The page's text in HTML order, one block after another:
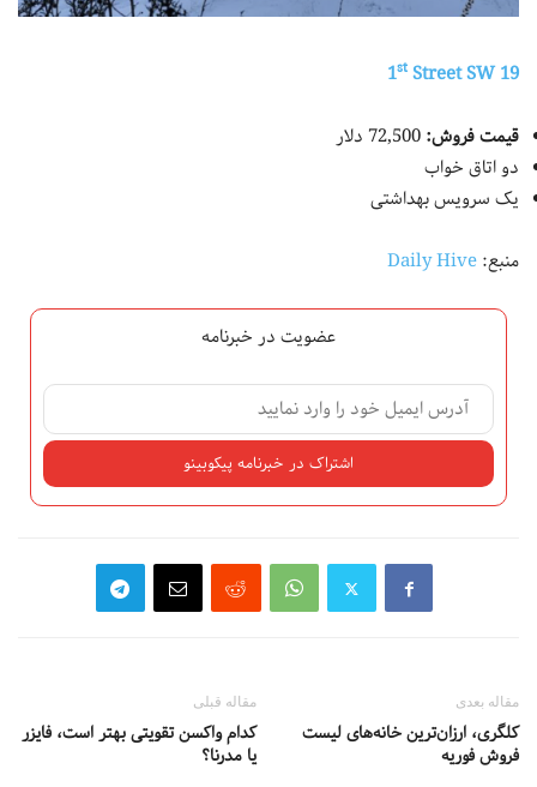
19 1
st Street SW
قیمت فروش:
دو اتاق خواب
یک سرویس بهداشتی
منبع:Daily Hive
عضویت در خبرنامه
مقاله قبلی
کدام واکسن تقویتی بهتر است، فایزر
یا مدرنا؟
مقاله بعدی
کلگری، ارزان‌ترین خانه‌های لیست
فروش فوریه